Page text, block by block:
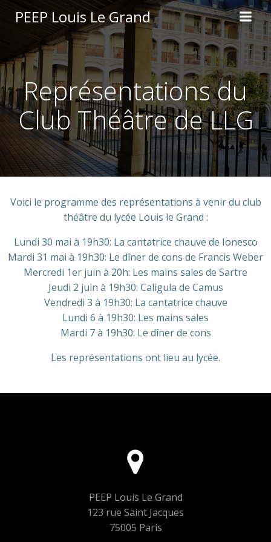
Aller
au
contenu
PEEP Louis Le Grand
Représentations du
Club Théâtre de LLG
Voici le programme des représentations à venir du club
théâtre du lycée Louis le Grand :
Lundi 30 mai à 19h30: La cantatrice chauve de Ionesco
Mardi 31 mai à 19h30: Le dîner de cons de Francis Weber
Mercredi 1er juin à 20h: Les mains sales de Sartre
Jeudi 2 juin à 19h30: Caligula de Camus
Vendredi 3 à 19h30: La cantatrice chauve
Lundi 6 à 19h30: Les mains sales
Mardi 7 à 19h30: Le dîner de cons
Les représentations ont lieu au lycée.
PEEP Louis Le Grand
123 rue Saint Jacques
75005 Paris